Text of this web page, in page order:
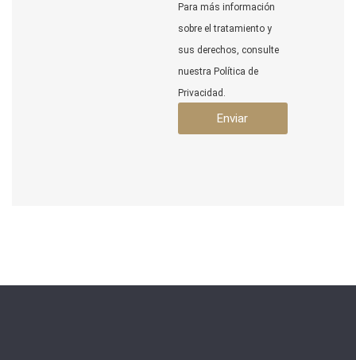
Para más información
sobre el tratamiento y
sus derechos, consulte
nuestra Política de
Privacidad.
Enviar